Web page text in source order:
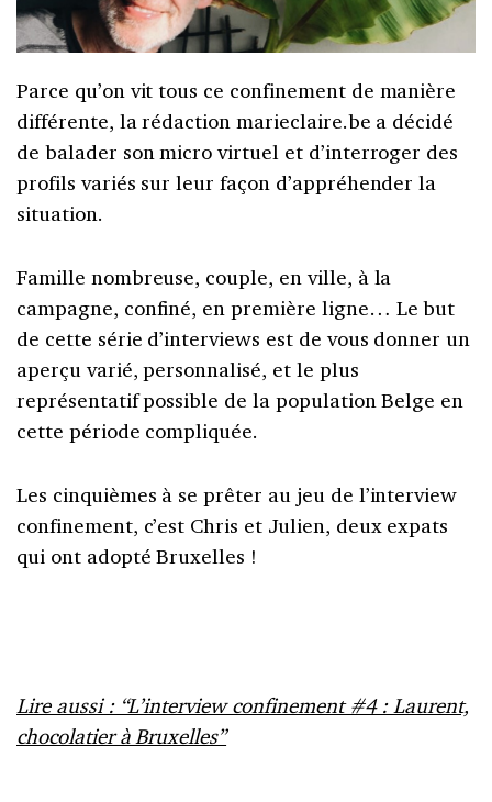
Parce qu’on vit tous ce confinement de manière
différente, la rédaction marieclaire.be a décidé
de balader son micro virtuel et d’interroger des
profils variés sur leur façon d’appréhender la
situation.
Famille nombreuse, couple, en ville, à la
campagne, confiné, en première ligne… Le but
de cette série d’interviews est de vous donner un
aperçu varié, personnalisé, et le plus
représentatif possible de la population Belge en
cette période compliquée.
Les cinquièmes à se prêter au jeu de l’interview
confinement, c’est Chris et Julien, deux expats
qui ont adopté Bruxelles !
Lire aussi : “L’interview confinement #4 : Laurent,
chocolatier à Bruxelles”